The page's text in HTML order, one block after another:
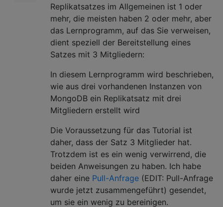
Replikatsatzes im Allgemeinen ist 1 oder
mehr, die meisten haben 2 oder mehr, aber
das Lernprogramm, auf das Sie verweisen,
dient speziell der Bereitstellung eines
Satzes mit 3 Mitgliedern:
In diesem Lernprogramm wird beschrieben,
wie aus drei vorhandenen Instanzen von
MongoDB ein Replikatsatz mit drei
Mitgliedern erstellt wird
Die Voraussetzung für das Tutorial ist
daher, dass der Satz 3 Mitglieder hat.
Trotzdem ist es ein wenig verwirrend, die
beiden Anweisungen zu haben. Ich habe
daher eine Pull-Anfrage (EDIT: Pull-Anfrage
wurde jetzt zusammengeführt) gesendet,
um sie ein wenig zu bereinigen.